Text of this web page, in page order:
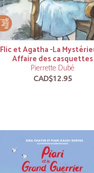
Flic et Agatha -La
Affaire des casquettes
Pierrette Dubé
CAD$12.95